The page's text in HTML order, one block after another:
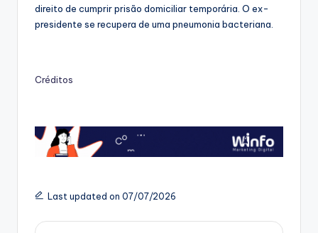
direito de cumprir prisão domiciliar temporária. O ex-
presidente se recupera de uma pneumonia bacteriana.
Créditos
Last updated on 07/07/2026